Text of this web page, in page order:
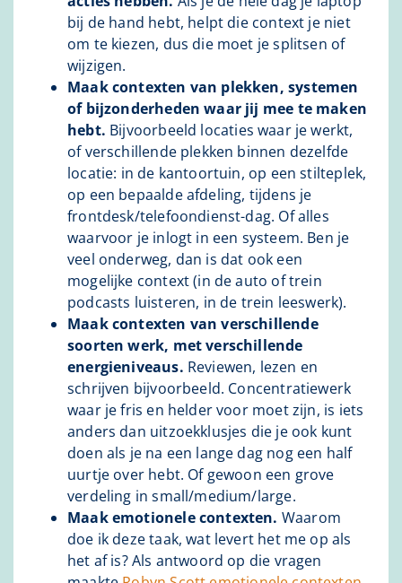
bij de hand hebt, helpt die context je niet
om te kiezen, dus die moet je splitsen of
wijzigen.
Maak contexten van plekken, systemen
of bijzonderheden waar jij mee te maken
hebt. Bijvoorbeeld locaties waar je werkt,
of verschillende plekken binnen dezelfde
locatie: in de kantoortuin, op een stilteplek,
op een bepaalde afdeling, tijdens je
frontdesk/telefoondienst-dag. Of alles
waarvoor je inlogt in een systeem. Ben je
veel onderweg, dan is dat ook een
mogelijke context (in de auto of trein
podcasts luisteren, in de trein leeswerk).
Maak contexten van verschillende
soorten werk, met verschillende
energieniveaus. Reviewen, lezen en
schrijven bijvoorbeeld. Concentratiewerk
waar je fris en helder voor moet zijn, is iets
anders dan uitzoekklusjes die je ook kunt
doen als je na een lange dag nog een half
uurtje over hebt. Of gewoon een grove
verdeling in small/medium/large.
Maak emotionele contexten. Waarom
doe ik deze taak, wat levert het me op als
het af is? Als antwoord op die vragen